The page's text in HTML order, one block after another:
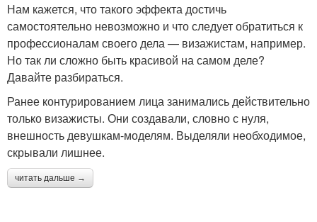
Нам кажется, что такого эффекта достичь
самостоятельно невозможно и что следует обратиться к
профессионалам своего дела — визажистам, например.
Но так ли сложно быть красивой на самом деле?
Давайте разбираться.
Ранее контурированием лица занимались действительно
только визажисты. Они создавали, словно с нуля,
внешность девушкам-моделям. Выделяли необходимое,
скрывали лишнее.
читать дальше →